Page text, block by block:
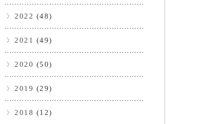
2022 (48)
2021 (49)
2020 (50)
2019 (29)
2018 (12)